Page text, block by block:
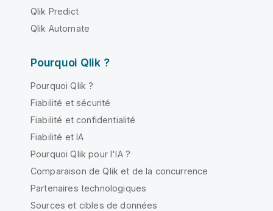
Qlik Predict
Qlik Automate
Pourquoi Qlik ?
Pourquoi Qlik ?
Fiabilité et sécurité
Fiabilité et confidentialité
Fiabilité et IA
Pourquoi Qlik pour l'IA ?
Comparaison de Qlik et de la concurrence
Partenaires technologiques
Sources et cibles de données